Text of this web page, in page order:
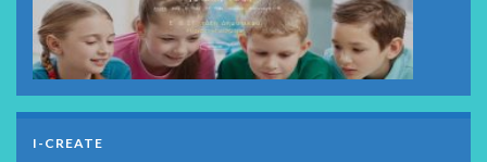
I-CREATE